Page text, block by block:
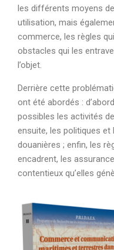
les différents moyens
utilisation, mais
commerce, les règles
obstacles qui les
l’objet.
Derrière cette
ont été abordés :
possibles les activités
ensuite, les politiques
douanières ; enfin, les
encadrent, les
contentieux qu’elles